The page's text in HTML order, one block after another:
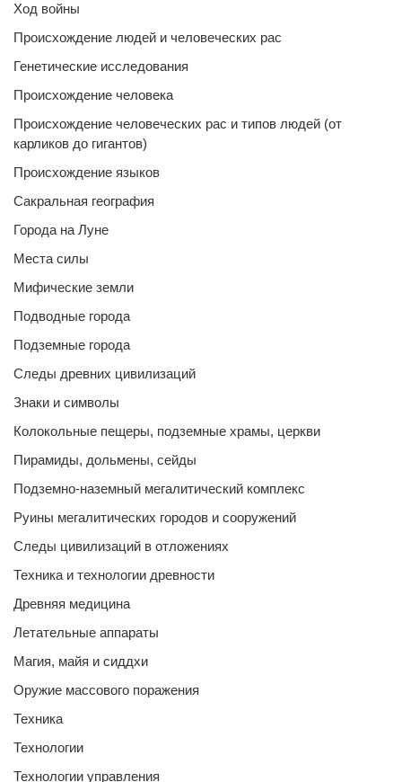
Ход войны
Происхождение людей и человеческих рас
Генетические исследования
Происхождение человека
Происхождение человеческих рас и типов людей (от
карликов до гигантов)
Происхождение языков
Сакральная география
Города на Луне
Места силы
Мифические земли
Подводные города
Подземные города
Следы древних цивилизаций
Знаки и символы
Колокольные пещеры, подземные храмы, церкви
Пирамиды, дольмены, сейды
Подземно-наземный мегалитический комплекс
Руины мегалитических городов и сооружений
Следы цивилизаций в отложениях
Техника и технологии древности
Древняя медицина
Летательные аппараты
Магия, майя и сиддхи
Оружие массового поражения
Техника
Технологии
Технологии управления